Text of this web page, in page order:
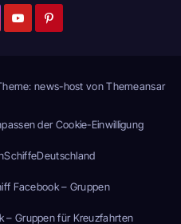
news-host vonThemeansar
der Cookie-Einwilligung
SchiffeDeutschland
Facebook – Gruppen
– Gruppen für Kreuzfahrten